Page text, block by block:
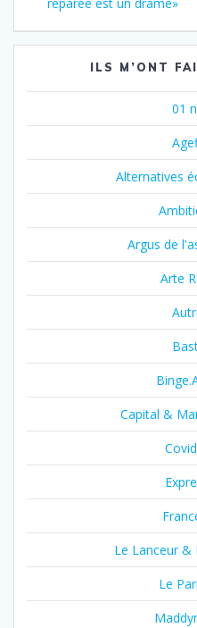
l’article
ILS M’ONT
01
Alternatives
Argus de
Arte
Capital &
Le Lanceur &
Le